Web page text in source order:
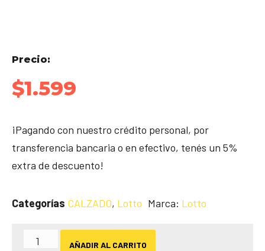
Precio:
$1.599
¡Pagando con nuestro crédito personal, por
transferencia bancaria o en efectivo, tenés un 5%
extra de descuento!
Categorías CALZADO, Lotto Marca: Lotto
AÑADIR AL CARRITO